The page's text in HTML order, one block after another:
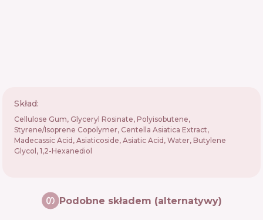
Skład:
Cellulose Gum, Glyceryl Rosinate, Polyisobutene,
Styrene/Isoprene Copolymer, Centella Asiatica Extract,
Madecassic Acid, Asiaticoside, Asiatic Acid, Water, Butylene
Glycol, 1,2-Hexanediol
Podobne składem (alternatywy)